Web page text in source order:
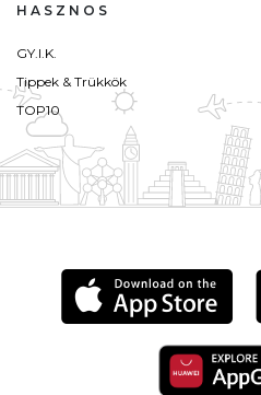
HASZNOS
GY.I.K.
Tippek & Trükkök
TOP10